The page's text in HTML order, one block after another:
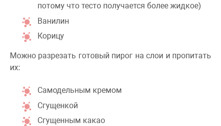
потому что тесто получается более жидкое)
Ванилин
Корицу
Можно разрезать готовый пирог на слои и пропитать
их:
Самодельным кремом
Сгущенкой
Сгущенным какао